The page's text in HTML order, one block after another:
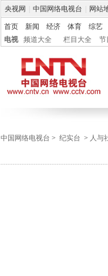
央视网 中国网络电视台 网站
首页 新闻 经济 体育 综艺
电视
频道大全 栏目大全 节
中国网络电视台 > 纪实台 > 人与